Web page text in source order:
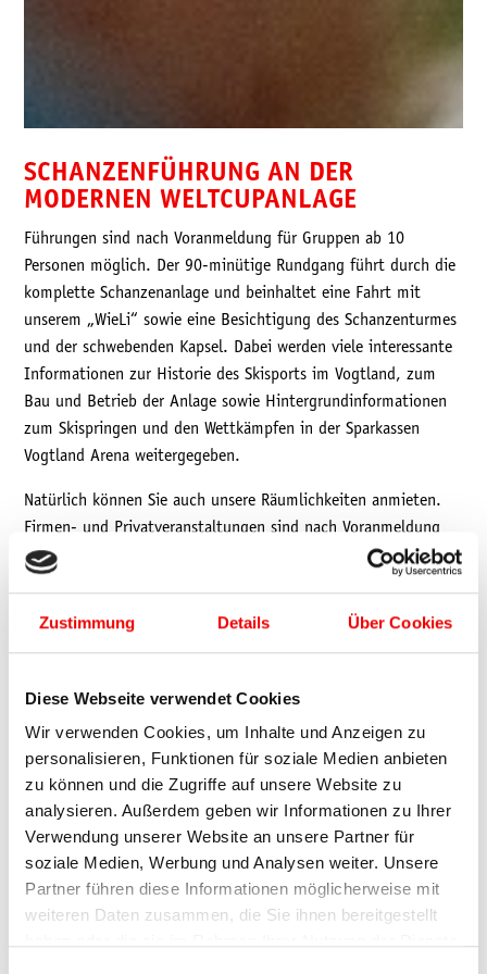
Zustimmung Details Über Cookies
Diese Webseite verwendet Cookies
Wir verwenden Cookies, um Inhalte und Anzeigen zu
personalisieren, Funktionen für soziale Medien anbieten
zu können und die Zugriffe auf unsere Website zu
analysieren. Außerdem geben wir Informationen zu Ihrer
Verwendung unserer Website an unsere Partner für
soziale Medien, Werbung und Analysen weiter. Unsere
Partner führen diese Informationen möglicherweise mit
weiteren Daten zusammen, die Sie ihnen bereitgestellt
SCHANZENFÜHRUNG AN DER
MODERNEN WELTCUPANLAGE
Führungen sind nach Voranmeldung für Gruppen ab 10
Personen möglich. Der 90-minütige Rundgang führt durch die
komplette Schanzenanlage und beinhaltet eine Fahrt mit
unserem „WieLi“ sowie eine Besichtigung des Schanzenturmes
und der schwebenden Kapsel. Dabei werden viele interessante
Informationen zur Historie des Skisports im Vogtland, zum
Bau und Betrieb der Anlage sowie Hintergrundinformationen
zum Skispringen und den Wettkämpfen in der Sparkassen
Vogtland Arena weitergegeben.
Natürlich können Sie auch unsere Räumlichkeiten anmieten.
Firmen- und Privatveranstaltungen sind nach Voranmeldung
gerne möglich, als exklusive Location und Tagungsraum
können Sie hierzu die Räumlichkeiten im Kampfrichterturm
Wir freuen uns auf ihre Anfrage!
Weitere Informationen:
+4937467 280860
shop@vogtland-arena.de
AUDIO GUIDE DURCH DIE SPARKASSE
VOGTLAND ARENA